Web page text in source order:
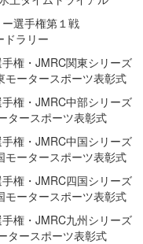
選手権第１戦
ドラリー
権・JMRC関東シリーズ
モータースポーツ表彰式
権・JMRC中部シリーズ
タースポーツ表彰式
権・JMRC中国シリーズ
モータースポーツ表彰式
権・JMRC四国シリーズ
モータースポーツ表彰式
権・JMRC九州シリーズ
タースポーツ表彰式